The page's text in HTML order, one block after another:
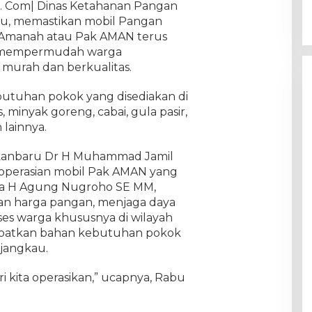
Com| Dinas Ketahanan Pangan
memastikan mobil Pangan
atau Pak AMAN terus
warga
dan berkualitas.
pokok yang disediakan di
minyak goreng, cabai, gula pasir,
Dr H Muhammad Jamil
mobil Pak AMAN yang
H Agung Nugroho SE MM,
harga pangan, menjaga daya
warga khususnya di wilayah
bahan kebutuhan pokok
kita operasikan,” ucapnya, Rabu